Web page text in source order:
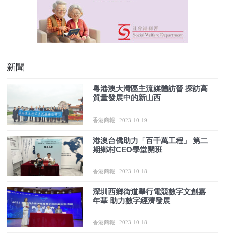
新聞
粵港澳大灣區主流媒體訪晉 探訪高
質量發展中的新山西
香港商報 2023-10-19
港澳台僑助力「百千萬工程」 第二
期鄉村CEO學堂開班
香港商報 2023-10-18
深圳西鄉街道舉行電競數字文創嘉
年華 助力數字經濟發展
香港商報 2023-10-18